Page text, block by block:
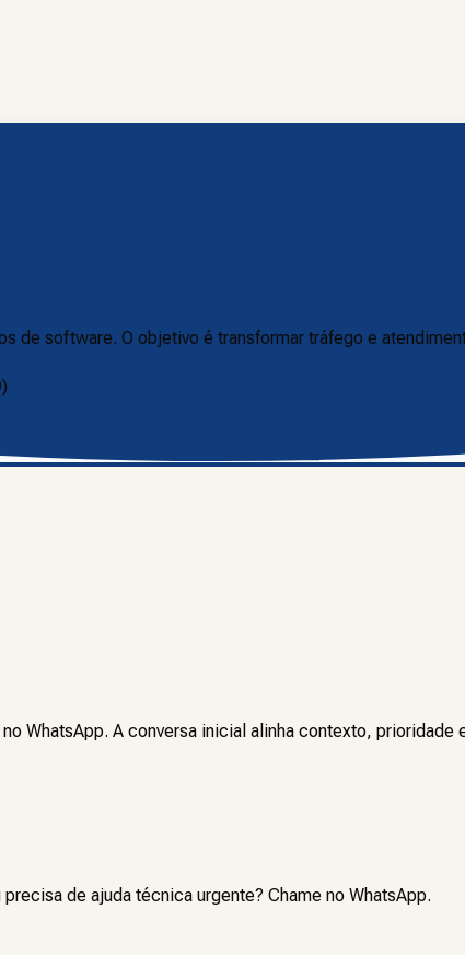
de software. O objetivo é transformar tráfego e
WhatsApp. A conversa inicial alinha contexto, prioridade
de ajuda técnica urgente? Chame no WhatsApp.